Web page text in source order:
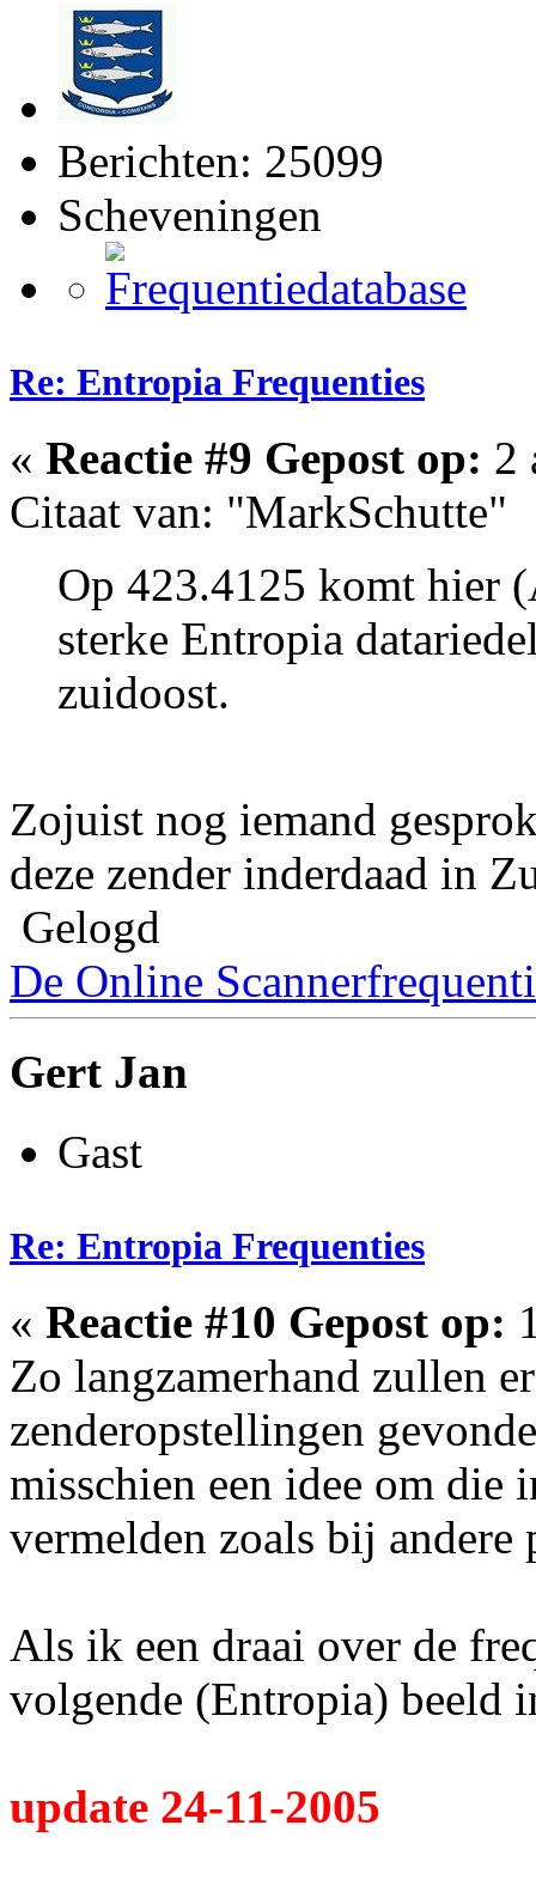
Berichten: 25099
Scheveningen
Re: Entropia Frequenties
« Reactie #9 Gepost op: 2
Citaat van: "MarkSchutte"
Op 423.4125 komt hier
sterke Entropia
zuidoost.
Zojuist nog iemand
deze zender inderdaad in
Gelogd
De Online
Gert Jan
Gast
Re: Entropia Frequenties
« Reactie #10 Gepost op:
Zo langzamerhand zullen
zenderopstellingen
misschien een idee om die
vermelden zoals bij andere
Als ik een draai over de
volgende (Entropia) beeld
update 24-11-2005